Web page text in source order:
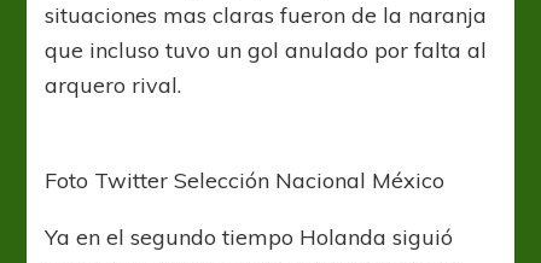
situaciones mas claras fueron de la naranja
que incluso tuvo un gol anulado por falta al
arquero rival.
Foto Twitter Selección Nacional México
Ya en el segundo tiempo Holanda siguió